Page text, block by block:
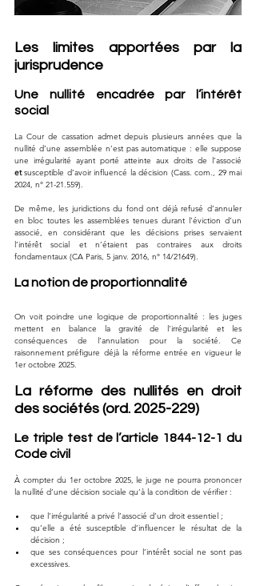
Les limites apportées par la
jurisprudence
Une nullité encadrée par l’intérêt
social
La Cour de cassation admet depuis plusieurs années que la
nullité d’une assemblée n’est pas automatique : elle suppose
et susceptible d’avoir influencé la décision (Cass. com., 29 mai
2024, n° 21-21.559).
De même, les juridictions du fond ont déjà refusé d’annuler
en bloc toutes les assemblées tenues durant l’éviction d’un
associé, en considérant que les décisions prises servaient
l’intérêt social et n’étaient pas contraires aux droits
fondamentaux (CA Paris, 5 janv. 2016, n° 14/21649).
La notion de proportionnalité
On voit poindre une logique de proportionnalité : les juges
mettent en balance la gravité de l’irrégularité et les
conséquences de l’annulation pour la société. Ce
raisonnement préfigure déjà la réforme entrée en vigueur le
1er octobre 2025.
La réforme des nullités en droit
des sociétés (ord. 2025-229)
Le triple test de l’article 1844-12-1 du
Code civil
À compter du 1er octobre 2025, le juge ne pourra prononcer
la nullité d’une décision sociale qu’à la condition de vérifier :
que l’irrégularité a privé l’associé d’un droit essentiel ;
qu’elle a été susceptible d’influencer le résultat de la
décision ;
que ses conséquences pour l’intérêt social ne sont pas
excessives.